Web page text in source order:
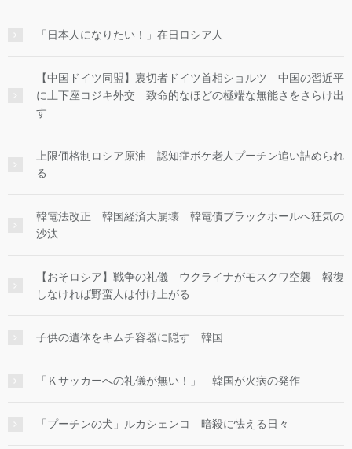
「日本人になりたい！」在日ロシア人
【中国ドイツ同盟】裏切者ドイツ首相ショルツ 中国の習近平
に土下座コジキ外交 致命的なほどの極端な無能さをさらけ出
す
上限価格制ロシア原油 認知症ボケ老人プーチン追い詰められ
る
韓電法改正 韓国経済大崩壊 韓電債ブラックホールへ狂気の
沙汰
【おそロシア】戦争の礼儀 ウクライナがモスクワ空襲 報復
しなければ野蛮人は付け上がる
子供の遺体をキムチ容器に隠す 韓国
「Ｋサッカーへの礼儀が無い！」 韓国が火病の発作
「プーチンの犬」ルカシェンコ 暗殺に怯える日々